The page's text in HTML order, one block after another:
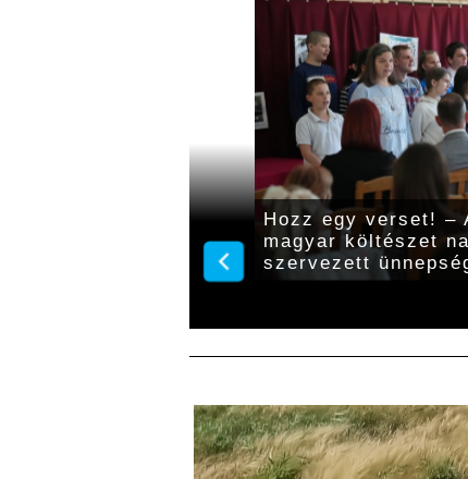
ünnepelték a
Hozz egy verset! –
magyar költészet
szervezett